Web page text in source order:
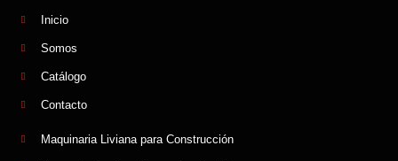
Inicio
Somos
Catálogo
Contacto
Maquinaria Liviana para Construcción